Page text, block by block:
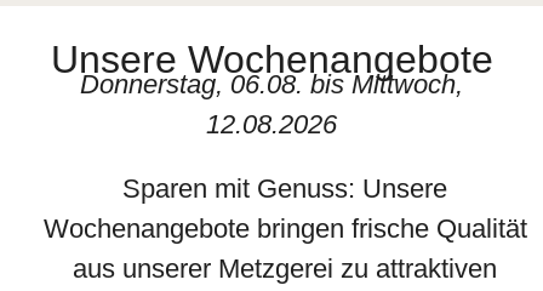
Unsere Wochenangebote
Donnerstag, 06.08. bis Mittwoch,
12.08.2026
Sparen mit Genuss: Unsere
Wochenangebote bringen frische Qualität
aus unserer Metzgerei zu attraktiven